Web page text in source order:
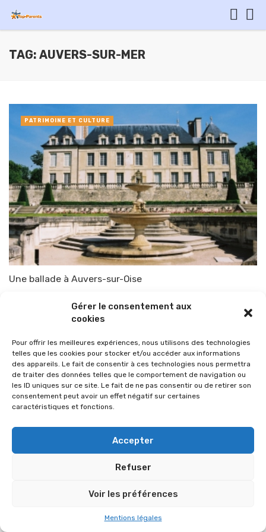
Gérer le consentement aux
cookies
Pour offrir les meilleures expériences, nous utilisons des technologies
telles que les cookies pour stocker et/ou accéder aux informations
des appareils. Le fait de consentir à ces technologies nous permettra
de traiter des données telles que le comportement de navigation ou
les ID uniques sur ce site. Le fait de ne pas consentir ou de retirer son
consentement peut avoir un effet négatif sur certaines
caractéristiques et fonctions.
Accepter
Refuser
Voir les préférences
Mentions légales
TAG: AUVERS-SUR-MER
Une ballade à Auvers-sur-Oise
PATRIMOINE ET CULTURE
© 2026 Im-presse. Tous droits réservés.
MENTIONS LÉGALES